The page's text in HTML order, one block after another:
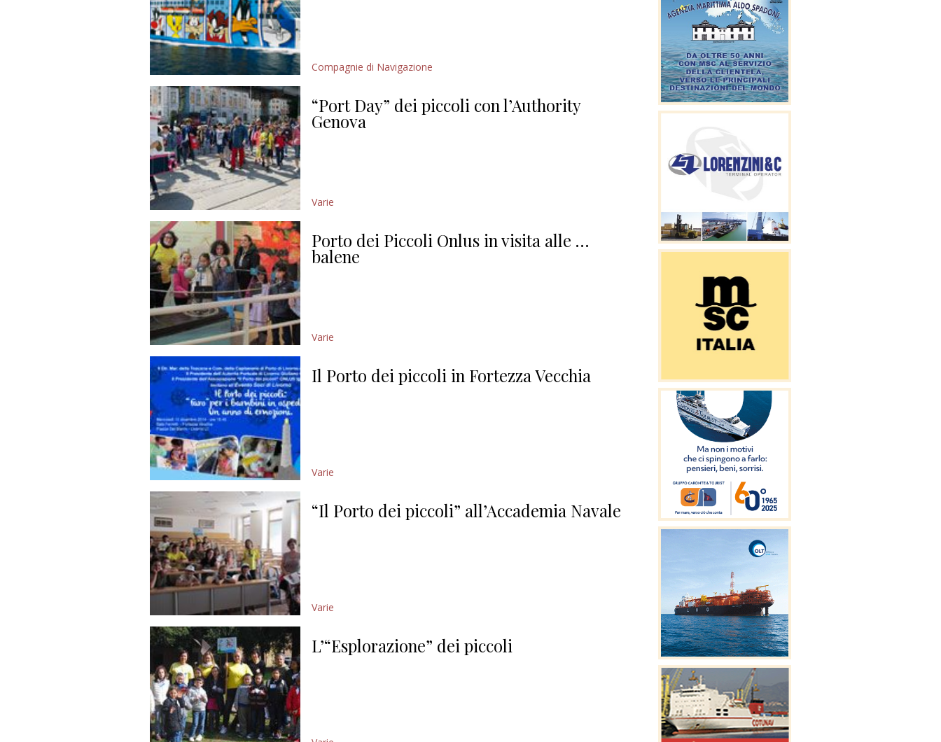
Compagnie di Navigazione
“Port Day” dei piccoli con l’Authority
Genova
Varie
Porto dei Piccoli Onlus in visita alle …
balene
Varie
Il Porto dei piccoli in Fortezza Vecchia
Varie
“Il Porto dei piccoli” all’Accademia Navale
Varie
L’“Esplorazione” dei piccoli